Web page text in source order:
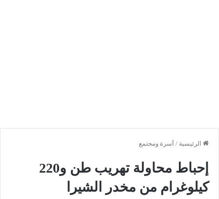
الرئيسية / أسرة ومجتمع
إحباط محاولة تهريب طن و220
كيلوغرام من مخدر الشيرا